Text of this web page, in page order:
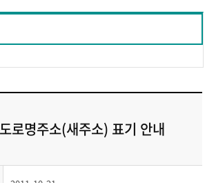
로명주소(새주소) 표기 안내